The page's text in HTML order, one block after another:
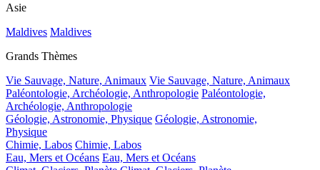
Asie
Maldives Maldives
Grands Thèmes
Vie Sauvage, Nature, Animaux Vie Sauvage, Nature, Animaux
Paléontologie, Archéologie, Anthropologie Paléontologie,
Archéologie, Anthropologie
Géologie, Astronomie, Physique Géologie, Astronomie,
Physique
Chimie, Labos Chimie, Labos
Eau, Mers et Océans Eau, Mers et Océans